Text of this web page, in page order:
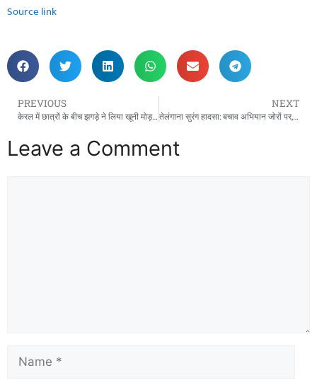
Source link
PREVIOUS
केरल में छात्रों के बीच झगड़े ने लिया खूनी मोड़, शाहबाज नाम के छात्र को पीट-पीटकर मार डाला
NEXT
तेलंगाना सुरंग हादसा: बचाव अभियान जोरों पर, टीबीएम मशीन का इस्तेमाल कर फंसे हुए लोगों तक पहुंचने की कोशिश
Leave a Comment